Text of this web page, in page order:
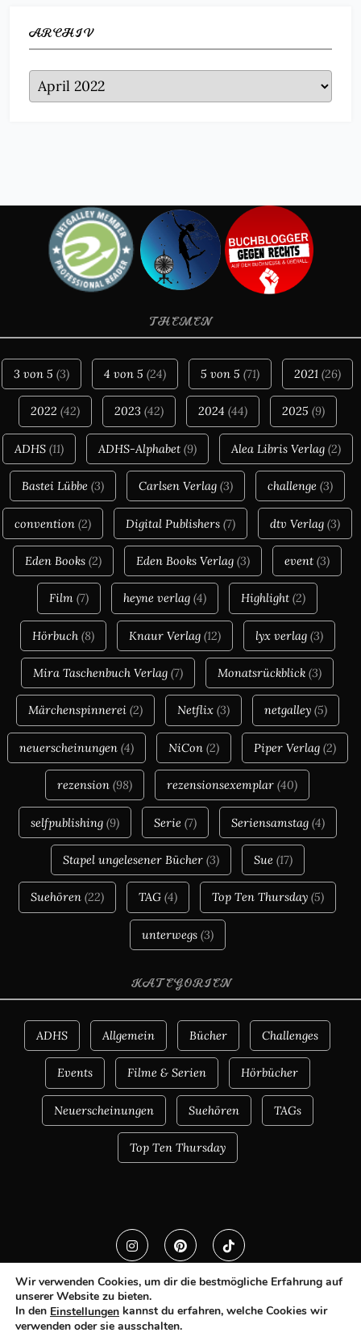
ARCHIV
Archiv
THEMEN
3 von 5 (3) 4 von 5 (24) 5 von 5 (71) 2021 (26)
2022 (42) 2023 (42) 2024 (44) 2025 (9)
ADHS(11) ADHS-Alphabet(9) Alea Libris Verlag(2)
Bastei Lübbe (3) Carlsen Verlag (3) challenge (3)
convention (2) Digital Publishers (7) dtv Verlag (3)
Eden Books (2) Eden Books Verlag (3) event (3)
Film (7) heyne verlag (4) Highlight (2)
Hörbuch(8) Knaur Verlag(12) lyx verlag(3)
Mira Taschenbuch Verlag (7) Monatsrückblick (3)
Märchenspinnerei(2) Netflix(3) netgalley(5)
neuerscheinungen(4) NiCon(2) Piper Verlag(2)
rezension (98) rezensionsexemplar (40)
selfpublishing(9) Serie (7) Seriensamstag(4)
Stapel ungelesener Bücher(3) Sue (17)
Suehören (22) TAG (4) Top Ten Thursday (5)
unterwegs(3)
KATEGORIEN
ADHS Allgemein Bücher Challenges
Events Filme & Serien Hörbücher
Neuerscheinungen Suehören TAGs
Top Ten Thursday
Wir verwenden Cookies, um dir die bestmögliche Erfahrung auf
unserer Website zu bieten.
In den Einstellungen kannst du erfahren, welche Cookies wir
verwenden oder sie ausschalten.